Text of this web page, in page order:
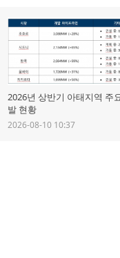
2026년 상반기 아태지역 주
발 현황
2026-08-10 10:37